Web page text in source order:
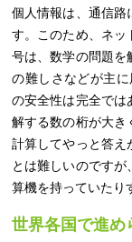
個人情報は、通信路
す。このため、ネッ
号は、数学の問題を
の難しさなどが主
の安全性は完全では
解する数の桁が大き
計算してやっと答え
とは難しいのです
算機を持っていたり
世界各国で進め